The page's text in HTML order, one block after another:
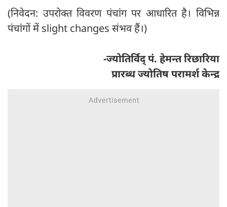
(निवेदन: उपरोक्त विवरण पंचांग पर आधारित है। विभिन्न
पंचांगों में slight changes संभव हैं।)
-ज्योतिर्विद् पं. हेमन्त रिछारिया
प्रारब्ध ज्योतिष परामर्श केन्द्र